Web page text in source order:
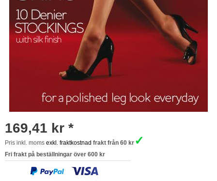
169,41 kr *
Pris inkl. moms exkl. fraktkostnad frakt från 60 kr ✓
Fri frakt på beställningar över 600 kr